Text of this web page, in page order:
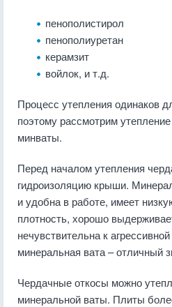
пенополистирол
пенополиуретан
керамзит
войлок, и т.д.
Процесс утепления одинаков
поэтому рассмотрим
минваты.
Перед началом утепления
гидроизоляцию крыши.
и удобна в работе, имеет
плотность, хорошо
нечувствительна к
минеральная вата – отличный
Чердачные откосы можно
минеральной ваты. Плиты